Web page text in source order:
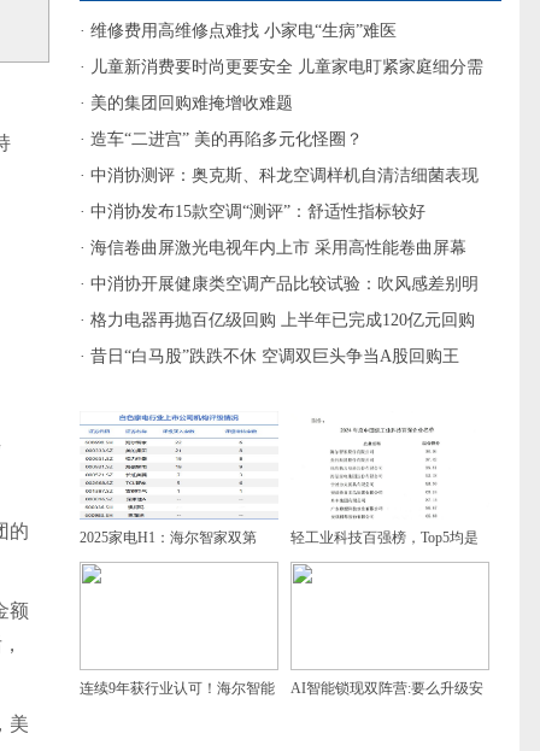
的
额
美
· 维修费用高维修点难找 小家电“生病”难医
· 儿童新消费要时尚更要安全 儿童家电盯紧家庭细分需
求
· 美的集团回购难掩增收难题
· 造车“二进宫” 美的再陷多元化怪圈？
· 中消协测评：奥克斯、科龙空调样机自清洁细菌表现
较差
· 中消协发布15款空调“测评”：舒适性指标较好
· 海信卷曲屏激光电视年内上市 采用高性能卷曲屏幕
· 中消协开展健康类空调产品比较试验：吹风感差别明
显
· 格力电器再抛百亿级回购 上半年已完成120亿元回购
· 昔日“白马股”跌跌不休 空调双巨头争当A股回购王
2025家电H1：海尔智家双第
一，增速领跑
轻工业科技百强榜，Top5均是
家电企业，谁是第一？
连续9年获行业认可！海尔智能 AI智能锁现双阵营:要么升级安